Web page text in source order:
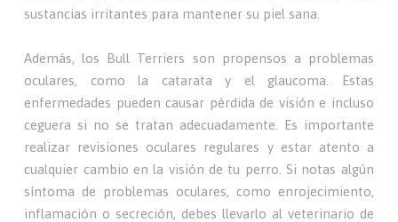
sustancias irritantes para mantener su piel sana.
Además, los Bull Terriers son propensos a problemas
oculares, como la catarata y el glaucoma. Estas
enfermedades pueden causar pérdida de visión e incluso
ceguera si no se tratan adecuadamente. Es importante
realizar revisiones oculares regulares y estar atento a
cualquier cambio en la visión de tu perro. Si notas algún
síntoma de problemas oculares, como enrojecimiento,
inflamación o secreción, debes llevarlo al veterinario de